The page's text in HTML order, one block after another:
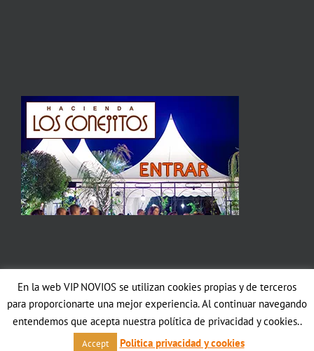
Theme Fusion
En la web VIP NOVIOS se utilizan cookies propias y de terceros
para proporcionarte una mejor experiencia. Al continuar navegando
entendemos que acepta nuestra política de privacidad y cookies..
Accept Politica privacidad y cookies